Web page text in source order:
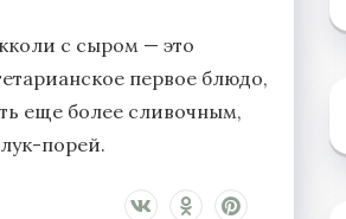
с сыром — это
первое блюдо,
еще более сливочным,
порей.